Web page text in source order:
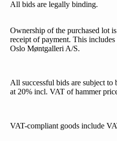
All bids are legally binding.
Ownership of the purchased lot
receipt of payment. This includes
Oslo Møntgalleri A/S.
All successful bids are subject to
at 20% incl. VAT of hammer
VAT-compliant goods include